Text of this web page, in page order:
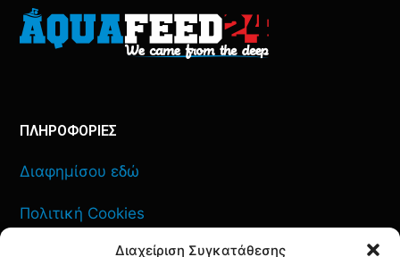
Διαχείριση Συγκατάθεσης
ΠΛΗΡΟΦΟΡΙΕΣ
Διαφημίσου εδώ
Πολιτική Cookies